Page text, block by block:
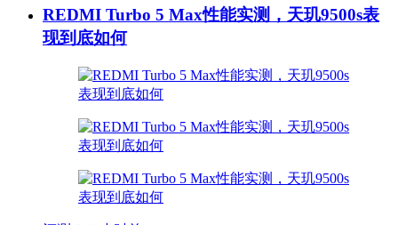
REDMI Turbo 5 Max性能实测，天玑9500s表
现到底如何